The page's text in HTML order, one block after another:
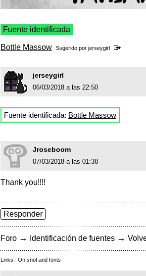
Fuente identificada
Bottle Massow Sugerido por jerseygirl
jerseygirl
06/03/2018 a las 22:50
Fuente identificada: Bottle Massow
Jroseboom
07/03/2018 a las 01:38
Thank you!!!!
Responder
Foro → Identificación de fuentes →
Links: On snot and fonts